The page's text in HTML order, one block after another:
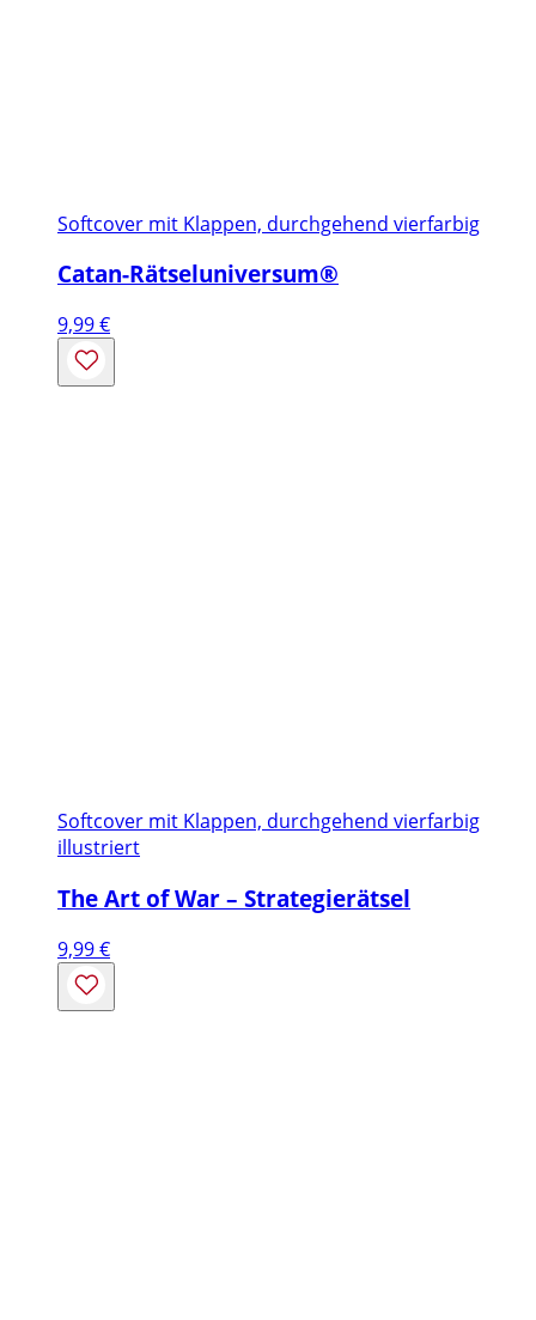
Softcover mit Klappen, durchgehend vierfarbig
Catan-Rätseluniversum®
9,99€
Softcover mit Klappen, durchgehend vierfarbig
illustriert
The Art of War – Strategierätsel
9,99€